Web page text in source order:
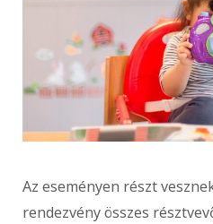
Az eseményen részt
rendezvény összes